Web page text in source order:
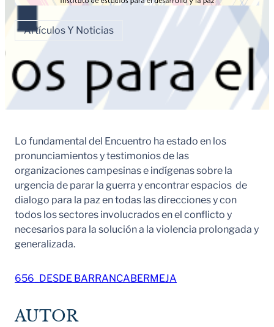
Artículos Y Noticias
Lo fundamental del Encuentro ha estado en los
pronunciamientos y testimonios de las
organizaciones campesinas e indígenas sobre la
urgencia de parar la guerra y encontrar espacios de
dialogo para la paz en todas las direcciones y con
todos los sectores involucrados en el conflicto y
necesarios para la solución a la violencia prolongada y
generalizada.
656_DESDE BARRANCABERMEJA
AUTOR